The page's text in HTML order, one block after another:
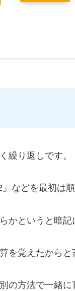
繰り返しです。
などを最初は
かというと暗記
を覚えたから
の方法で一緒に